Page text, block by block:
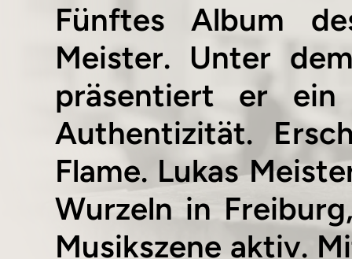
Fünftes Album
Meister. Unter
präsentiert er
Authentizität.
Flame. Lukas
Wurzeln in
Musikszene aktiv.